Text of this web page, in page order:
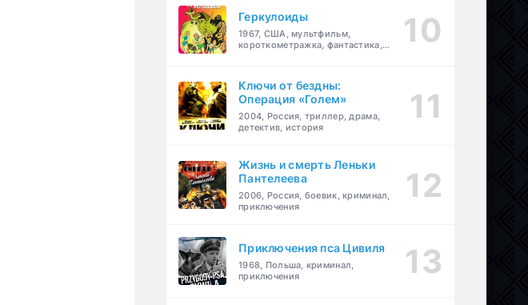
Геркулоиды
1967, США, мультфильм,
короткометражка, фантастика,
Ключи от бездны:
Операция «Голем»
2004, Россия, триллер, драма,
детектив, история
Жизнь и смерть Леньки
Пантелеева
2006, Россия, боевик, криминал,
приключения
Приключения пса Цивиля
1968, Польша, криминал,
приключения